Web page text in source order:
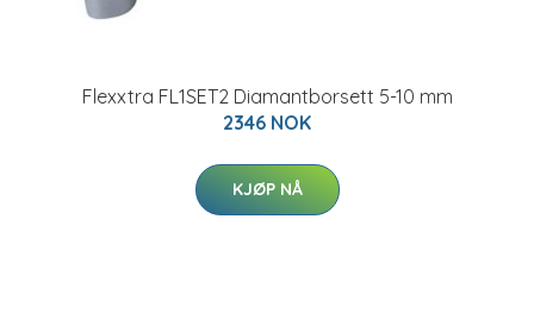
Flexxtra FL1SET2 Diamantborsett 5-10 mm
2346 NOK
KJØP NÅ